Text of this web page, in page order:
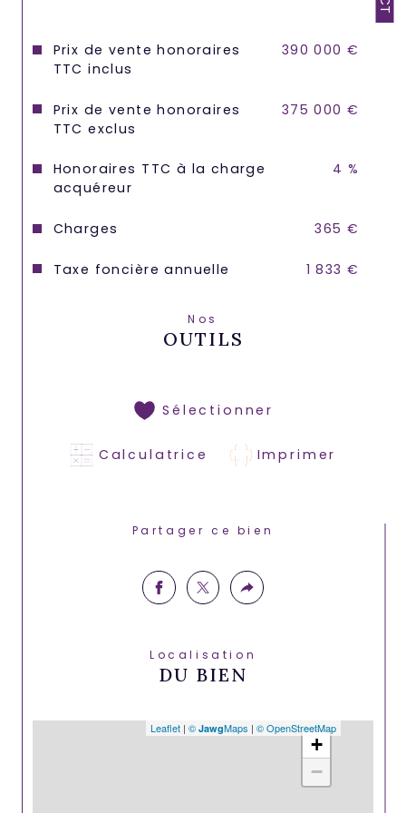
Prix de vente honoraires
TTC inclus
390 000 €
Prix de vente honoraires
TTC exclus
375 000 €
Honoraires TTC à la charge
acquéreur
4 %
Charges 365 €
Taxe foncière annuelle 1 833 €
Nos
OUTILS
Sélectionner
Calculatrice Imprimer
Partager ce bien
Localisation
DU BIEN
+
−
Leaflet | © JawgMaps | © OpenStreetMap